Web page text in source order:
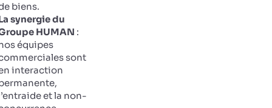
biens.
synergie du
HUMAN :
équipes
sont
interaction
et la non-